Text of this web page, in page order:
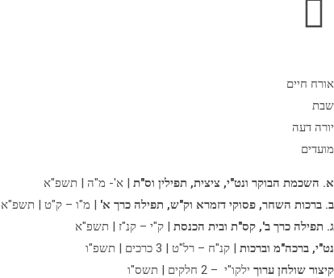
אורח חיים
שבת
יורה דעה
מועדים
א. השכמת הבוקר ונט"י, ציצית, תפילין וס"ת | א'- מ"ה | תשפ"א
ב. ברכות השחר, פסוקי דזמרא וק"ש, תפילה כרך א' | מ"ו – ק"ט | תשפ"א
ג. תפילה כרך ב', קס"ת ובית הכנסת | ק"י – קנ"ז | תשפ"א
נט"י, ברכה"מ וברכות | קנ"ח – רל"ט | 3 כרכים | תשפ"ו
קיצור שולחן ערוך ילקו"י – 2 חלקים | תשס"ו